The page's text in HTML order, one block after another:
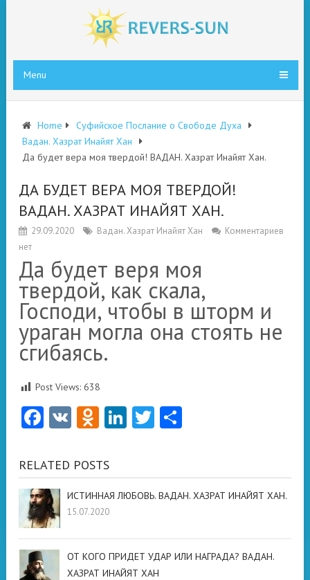
Menu
Home
Суфийское Послание о Свободе Духа
Вадан. Хазрат Инайят Хан
Да будет вера моя твердой! ВАДАН. Хазрат Инайят Хан.
ДА БУДЕТ ВЕРА МОЯ ТВЕРДОЙ!
ВАДАН. ХАЗРАТ ИНАЙЯТ ХАН.
29.09.2020 Вадан. Хазрат Инайят Хан
Комментариев
нет
Да будет веря моя
твердой, как скала,
Господи, чтобы в шторм и
ураган могла она стоять не
сгибаясь.
Post Views: 638
Facebook
VK Odnoklassniki
LinkedIn
Twitter
RELATED POSTS
ИСТИННАЯ ЛЮБОВЬ. ВАДАН. ХАЗРАТ ИНАЙЯТ ХАН.
15.07.2020
ОТ КОГО ПРИДЕТ УДАР ИЛИ НАГРАДА? ВАДАН.
ХАЗРАТ ИНАЙЯТ ХАН